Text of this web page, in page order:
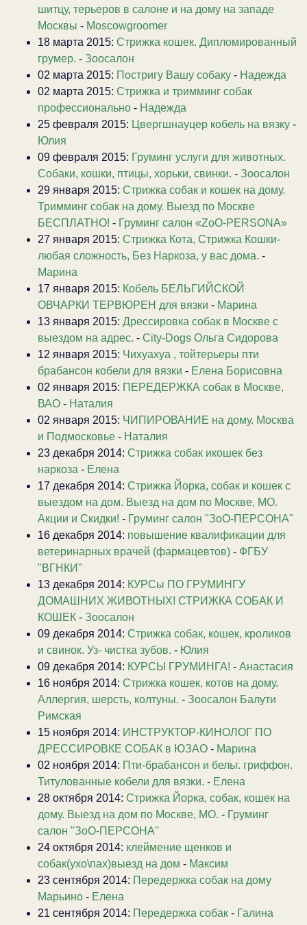
шитцу, терьеров в салоне и на дому на западе
Москвы - Moscowgroomer
18 марта 2015: Стрижка кошек. Дипломированный
грумер. - Зоосалон
02 марта 2015: Постригу Вашу собаку - Надежда
02 марта 2015: Стрижка и тримминг собак
профессионально - Надежда
25 февраля 2015: Цвергшнауцер кобель на вязку -
Юлия
09 февраля 2015: Груминг услуги для животных.
Собаки, кошки, птицы, хорьки, свинки. - Зоосалон
29 января 2015: Стрижка собак и кошек на дому.
Тримминг собак на дому. Выезд по Москве
БЕСПЛАТНО! - Груминг салон «ZoO-PERSONA»
27 января 2015: Стрижка Кота, Стрижка Кошки-
любая сложность, Без Наркоза, у вас дома. -
Марина
17 января 2015: Кобель БЕЛЬГИЙСКОЙ
ОВЧАРКИ ТЕРВЮРЕН для вязки - Марина
13 января 2015: Дрессировка собак в Москве с
выездом на адрес. - City-Dogs Ольга Сидорова
12 января 2015: Чихуахуа , тойтерьеры пти
брабансон кобели для вязки - Елена Борисовна
02 января 2015: ПЕРЕДЕРЖКА собак в Москве,
ВАО - Наталия
02 января 2015: ЧИПИРОВАНИЕ на дому. Москва
и Подмосковье - Наталия
23 декабря 2014: Стрижка собак икошек без
наркоза - Елена
17 декабря 2014: Стрижка Йорка, собак и кошек с
выездом на дом. Выезд на дом по Москве, МО.
Акции и Скидки! - Груминг салон "ЗоО-ПЕРСОНА"
16 декабря 2014: повышение квалификации для
ветеринарных врачей (фармацевтов) - ФГБУ
"ВГНКИ"
13 декабря 2014: КУРСы ПО ГРУМИНГУ
ДОМАШНИХ ЖИВОТНЫХ! СТРИЖКА СОБАК И
КОШЕК - Зоосалон
09 декабря 2014: Стрижка собак, кошек, кроликов
и свинок. Уз- чистка зубов. - Юлия
09 декабря 2014: КУРСЫ ГРУМИНГА! - Анастасия
16 ноября 2014: Стрижка кошек, котов на дому.
Аллергия, шерсть, колтуны. - Зоосалон Балути
Римская
15 ноября 2014: ИНСТРУКТОР-КИНОЛОГ ПО
ДРЕССИРОВКЕ СОБАК в ЮЗАО - Марина
02 ноября 2014: Пти-брабансон и бельг. гриффон.
Титулованные кобели для вязки. - Елена
28 октября 2014: Стрижка Йорка, собак, кошек на
дому. Выезд на дом по Москве, МО. - Груминг
салон "ЗоО-ПЕРСОНА"
24 октября 2014: клеймение щенков и
собак(ухо\пах)выезд на дом - Максим
23 сентября 2014: Передержка собак на дому
Марьино - Елена
21 сентября 2014: Передержка собак - Галина